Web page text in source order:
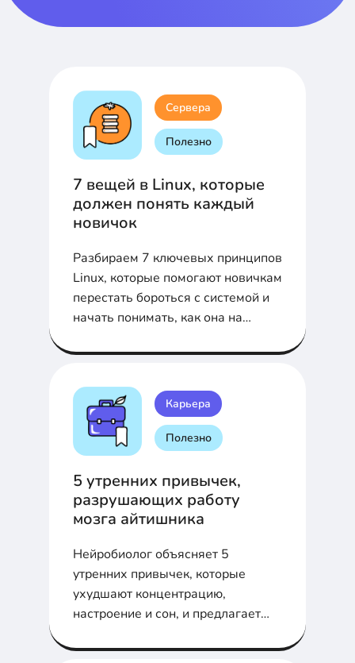
Сервера
Полезно
7 вещей в Linux, которые
должен понять каждый
новичок
Разбираем 7 ключевых принципов
Linux, которые помогают новичкам
перестать бороться с системой и
начать понимать, как она на
Карьера
Полезно
5 утренних привычек,
разрушающих работу
мозга айтишника
Нейробиолог объясняет 5
утренних привычек, которые
ухудшают концентрацию,
настроение и сон, и предлагает
альтернативы.